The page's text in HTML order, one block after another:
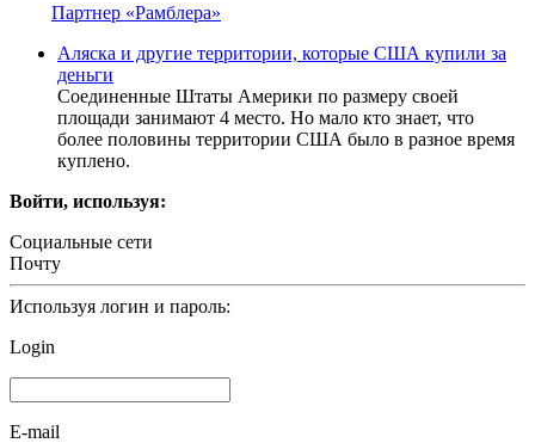
Партнер «Рамблера»
Аляска и другие территории, которые США купили за
деньги
Соединенные Штаты Америки по размеру своей
площади занимают 4 место. Но мало кто знает, что
более половины территории США было в разное время
куплено.
Войти, используя:
Социальные сети
Почту
Используя логин и пароль:
Login
E-mail